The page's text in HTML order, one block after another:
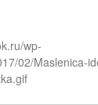
wp-
02/Maslenica-